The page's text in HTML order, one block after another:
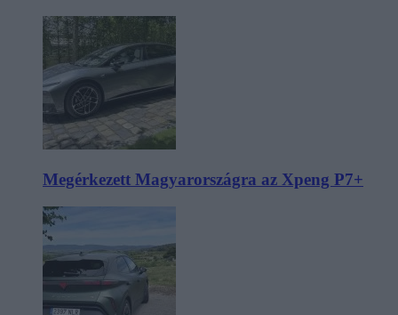
Megérkezett Magyarországra az Xpeng P7+